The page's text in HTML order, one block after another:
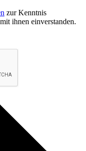
zur Kenntnis
ihnen einverstanden.